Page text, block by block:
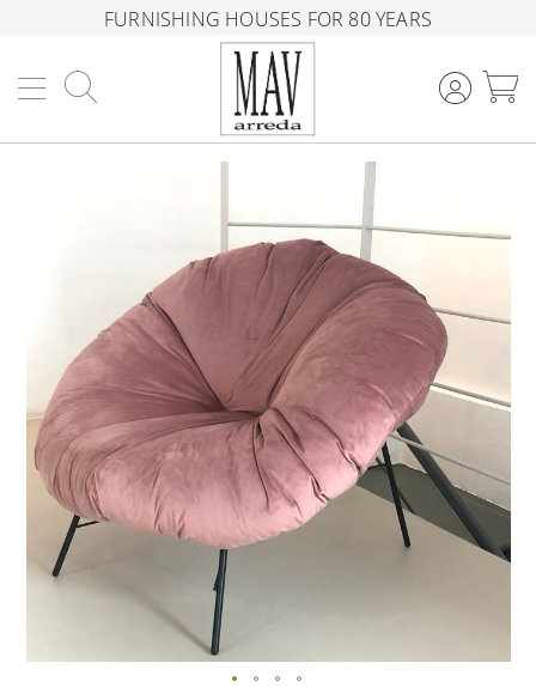
FURNISHING HOUSES FOR 80 YEARS
gallery